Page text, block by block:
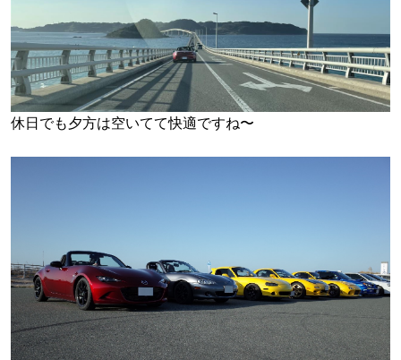
休日でも夕方は空いてて快適ですね〜